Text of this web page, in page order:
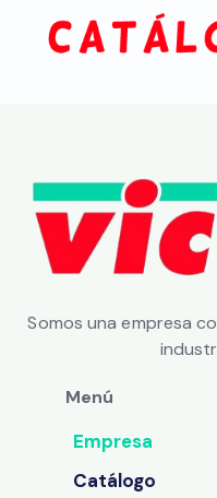
Somos una empresa
Menú
Empresa
Catálogo